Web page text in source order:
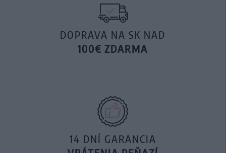
DOPRAVA NA SK NAD
100€ ZDARMA
14 DNÍ GARANCIA